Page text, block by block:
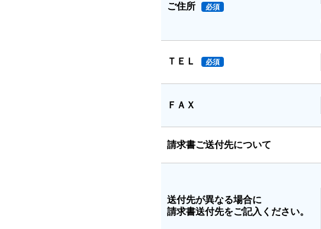
ご住所 必須
ＴＥＬ 必須
ＦＡＸ
請求書ご送付先について
送付先が異なる場合に
請求書送付先をご記入ください。